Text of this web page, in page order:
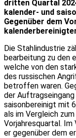
dritten Quartal
kalender- und
Gegenüber dem
Die Stahlindustrie
bearbeitung zu den
welche von den
des russischen
betroffen waren.
der
saisonbereinigt mit
als im Vergleich
Vorjahresquartal.
er gegenüber dem